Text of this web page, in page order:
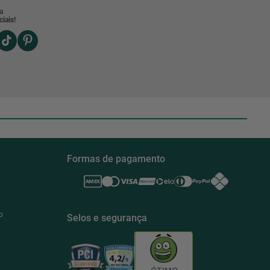
Formas de pagamento
Selos e segurança